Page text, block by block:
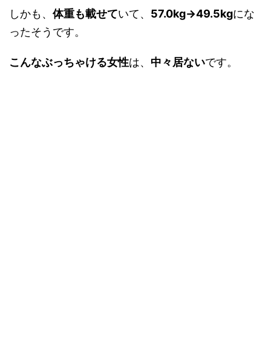
しかも、 体重も載せていて、 57.0kg→49.5kgにな
ったそうです。
こんなぶっちゃける女性は、 中々居ないです。